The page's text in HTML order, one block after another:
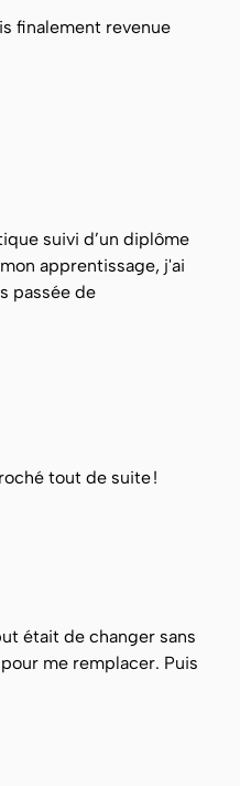
finalement revenue
suivi d’un diplôme
apprentissage, j'ai
passée de
tout de suite !
était de changer sans
me remplacer. Puis